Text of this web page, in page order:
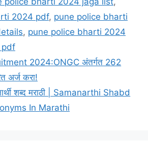
2024 pdf, pune police bharti
, pune police bharti 2024
pdf
2024:ONGC अंतर्गत 262
अर्ज करा!
शब्द मराठी | Samanarthi Shabd
In Marathi